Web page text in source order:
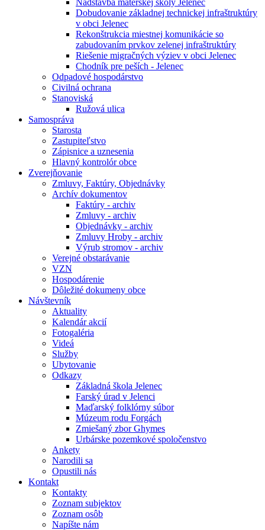
Nadstavba materskej školy Jelenec
Dobudovanie základnej technickej infraštruktúry
v obci Jelenec
Rekonštrukcia miestnej komunikácie so
zabudovaním prvkov zelenej infraštruktúry
Riešenie migračných výziev v obci Jelenec
Chodník pre peších - Jelenec
Odpadové hospodárstvo
Civilná ochrana
Stanoviská
Ružová ulica
Samospráva
Starosta
Zastupiteľstvo
Zápisnice a uznesenia
Hlavný kontrolór obce
Zverejňovanie
Zmluvy, Faktúry, Objednávky
Archív dokumentov
Faktúry - archiv
Zmluvy - archiv
Objednávky - archiv
Zmluvy Hroby - archiv
Výrub stromov - archiv
Verejné obstarávanie
VZN
Hospodárenie
Dôležité dokumeny obce
Návštevník
Aktuality
Kalendár akcií
Fotogaléria
Videá
Služby
Ubytovanie
Odkazy
Základná škola Jelenec
Farský úrad v Jelenci
Maďarský folklórny súbor
Múzeum rodu Forgách
Zmiešaný zbor Ghymes
Urbárske pozemkové spoločenstvo
Ankety
Narodili sa
Opustili nás
Kontakt
Kontakty
Zoznam subjektov
Zoznam osôb
Napíšte nám